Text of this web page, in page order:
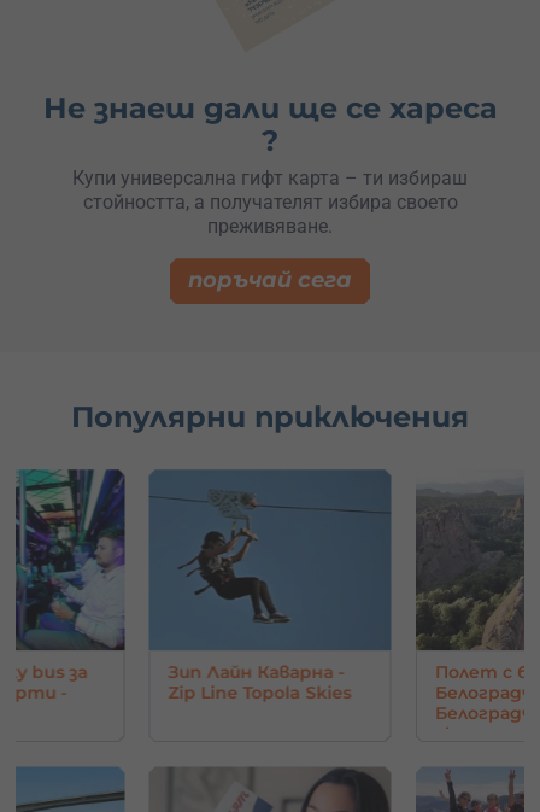
Не знаеш дали ще се хареса
?
Купи универсална гифт карта – ти избираш
стойността, а получателят избира своето
преживяване.
поръчай сега
Популярни приключения
bus за
-
Зип Лайн Каварна -
Zip Line Topola Skies
Полет с
скали